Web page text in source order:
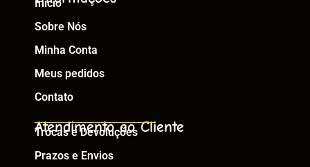
Início
Sobre Nós
Minha Conta
Meus pedidos
Contato
Atendimento ao Cliente
Trocas e Devoluções
Prazos e Envios